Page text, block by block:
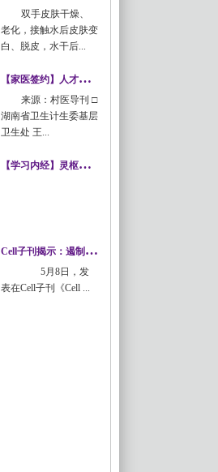
双手皮肤干燥、
老化，接触水后皮肤变
白、脱皮，水干后...
【
家医签约】人才不足，卫生院长也犯难！
来源：村医导刊 □
湖南省卫生计生委基层
卫生处 王...
【
学习内经】灵枢篇：一至十一篇
C
ell子刊揭示：遏制恶性脑瘤的关键酶
5月8日，发
表在Cell子刊《Cell ...